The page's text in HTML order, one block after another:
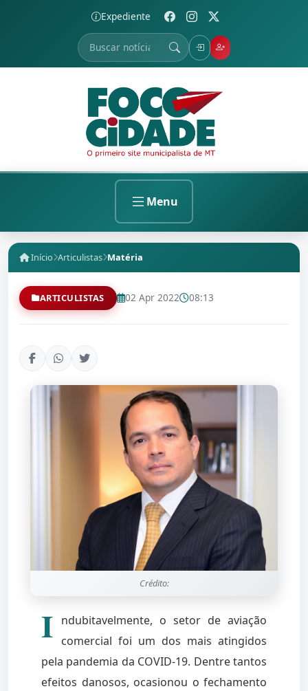
Expediente
Menu
Início Articulistas Matéria
ARTICULISTAS 02 Apr 2022 08:13
Crédito:
I ndubitavelmente, o setor de aviação
comercial foi um dos mais atingidos
pela pandemia da COVID-19. Dentre tantos
efeitos danosos, ocasionou o fechamento